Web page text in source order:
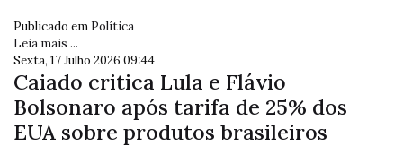
Publicado em Política
Leia mais ...
Sexta, 17 Julho 2026 09:44
Caiado critica Lula e Flávio
Bolsonaro após tarifa de 25% dos
EUA sobre produtos brasileiros